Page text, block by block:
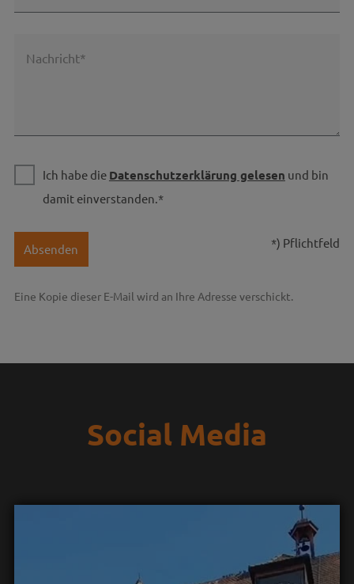
Nachricht*
Ich habe die Datenschutzerklärung gelesen und bin
damit einverstanden.*
Absenden *) Pflichtfeld
Eine Kopie dieser E-Mail wird an Ihre Adresse verschickt.
Social Media